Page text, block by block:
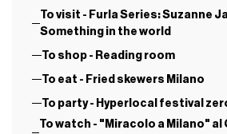
To visit - Furla Series: Suzanne
Something in the world
To shop - Reading room
To eat - Fried skewers Milano
To party - Hyperlocal festival
To watch - "Miracolo a Milano" al